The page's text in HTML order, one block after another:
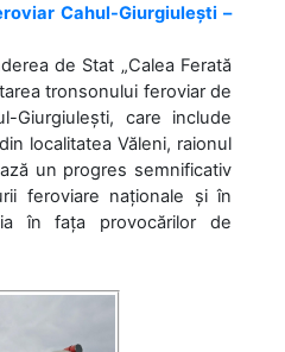
Cahul-Giurgiulești –
de Stat „Calea Ferată
tronsonului feroviar de
Giurgiulești, care include
localitatea Văleni, raionul
un progres semnificativ
feroviare naționale și în
în fața provocărilor de